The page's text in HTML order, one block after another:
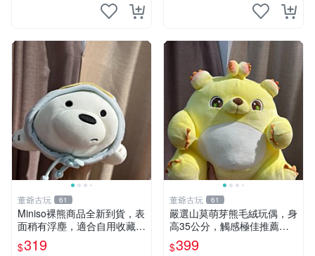
董爺古玩 61
Miniso裸熊商品全新到貨，表
面稍有浮塵，適合自用收藏嚴
選款。 裸熊 商品 裸熊玩偶
$319
董爺古玩 61
嚴選山莫萌芽熊毛絨玩偶，身
高35公分，觸感極佳推薦收
藏 萌芽熊 毛絨玩偶 串珠玩偶
$399